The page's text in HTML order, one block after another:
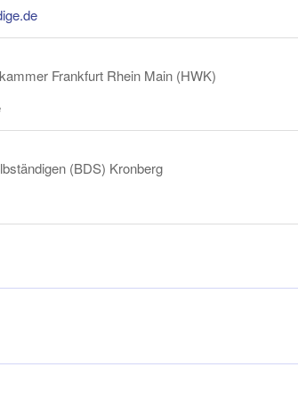
Frankfurt Rhein Main (HWK)
(BDS) Kronberg